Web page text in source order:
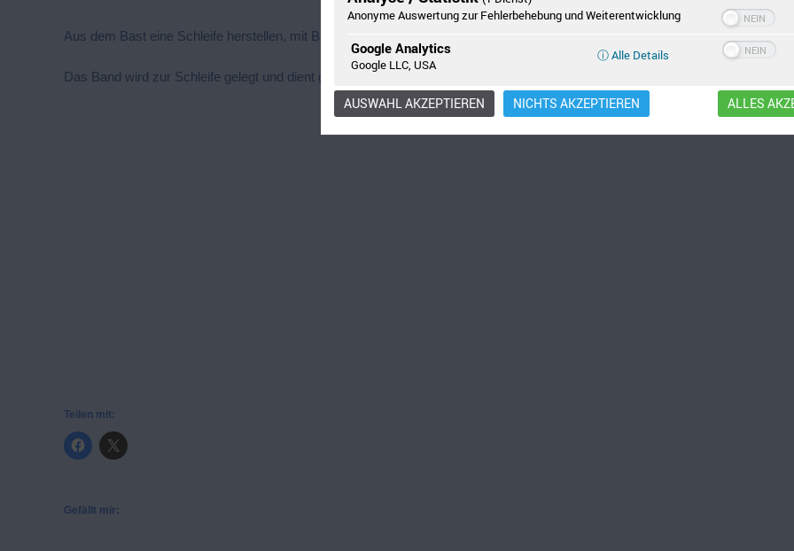
Aus dem Bast eine Schleife herstellen, mit Bindedraht umwickeln und feststecken.
Das Band wird zur Schleife gelegt und dient gleichzeitig nach dem Festkleben als Aufhänger für den Türkranz.
Einsendung des Herbstwettbewerbes "Jucheirassa – der Herbst ist da"
Teilen mit:
Gefällt mir:
Anonyme Auswertung zur Fehlerbehebung und Weiterentwicklung
Google Analytics
Google LLC, USA
ⓘ Alle Details
AUSWAHL AKZEPTIEREN NICHTS AKZEPTIEREN ALLES